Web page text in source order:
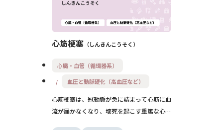
心筋梗塞 しんきんこうそく
心臓・血管（循環器系）
血圧と動脈硬化（高血圧など）
心筋梗塞は、冠動脈が急に詰まって心筋に血
流が届かなくなり、壊死を起こす重篤な心疾